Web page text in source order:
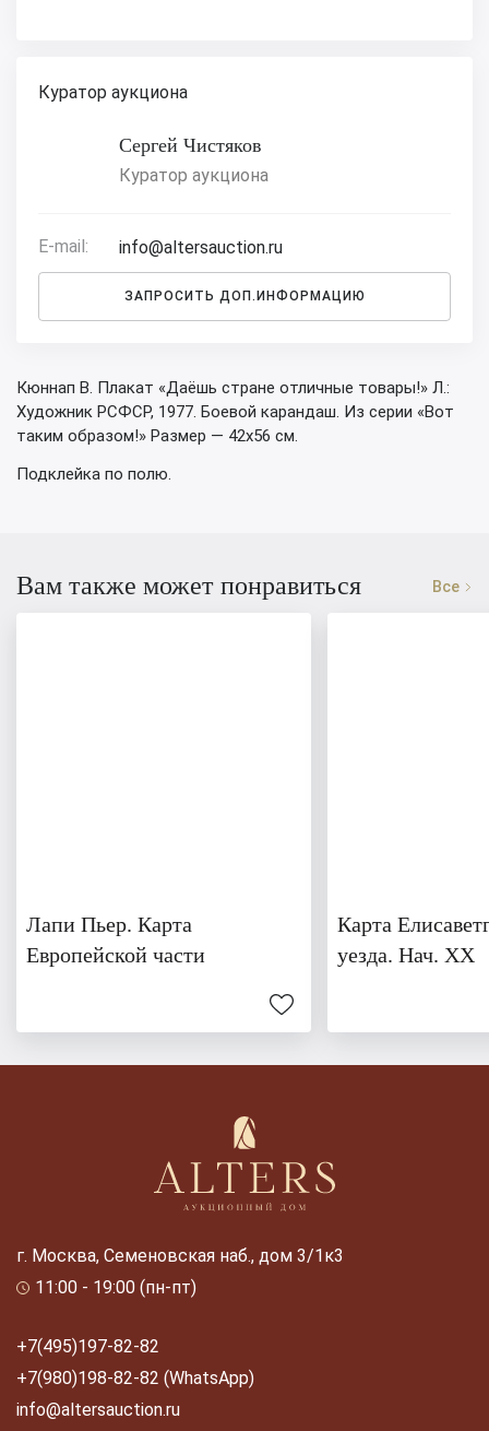
Куратор аукциона
Сергей Чистяков
Куратор аукциона
E-mail: info@altersauction.ru
ЗАПРОСИТЬ ДОП.ИНФОРМАЦИЮ
Кюннап В. Плакат «Даёшь стране отличные товары!» Л.:
Художник РСФСР, 1977. Боевой карандаш. Из серии «Вот
таким образом!» Размер — 42х56 см.
Подклейка по полю.
Вам также может понравиться Все
Лапи Пьер. Карта
Европейской части
Карта
уезда. Нач. XX
г. Москва, Семеновская наб., дом 3/1к3
11:00 - 19:00 (пн-пт)
+7(495)197-82-82
+7(980)198-82-82 (WhatsApp)
info@altersauction.ru